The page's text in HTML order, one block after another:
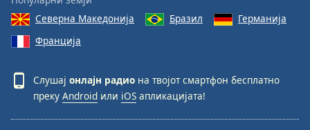
Северна Македонија
Бразил
Германија
Франција
Слушај онлајн радио на твојот смартфон бесплатно
преку Android или iOS апликацијата!